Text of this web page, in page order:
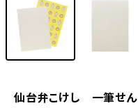
仙台弁こけし 一筆せん